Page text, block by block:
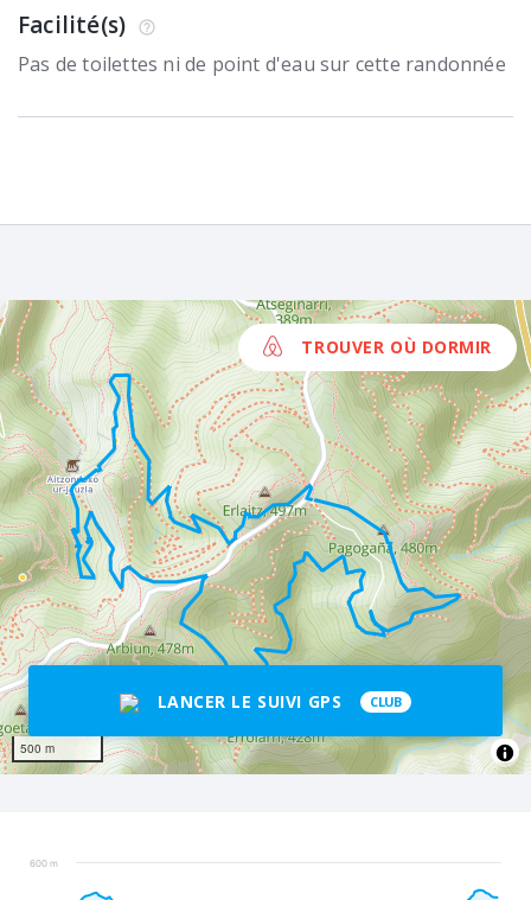
Facilité(s)
Pas de toilettes ni de point d'eau sur cette randonnée
500 m
TROUVER OÙ DORMIR
LANCER LE SUIVI GPS CLUB
600 m